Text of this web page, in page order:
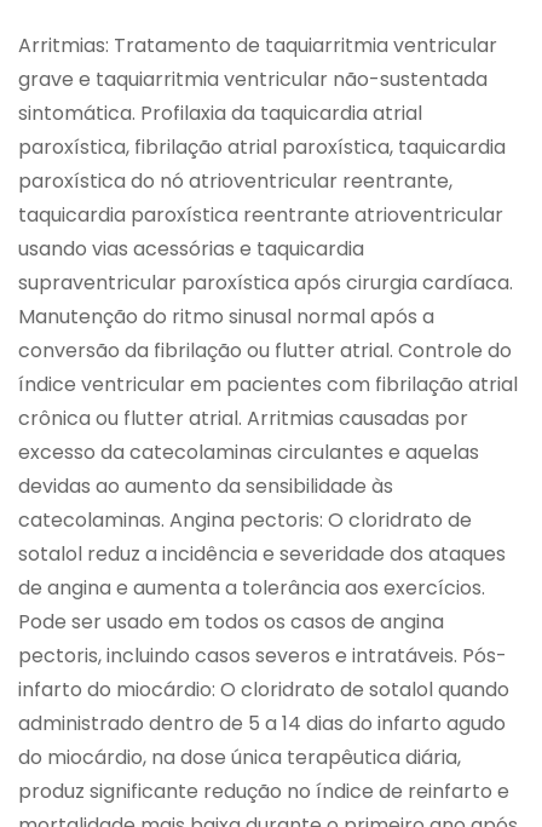
Arritmias: Tratamento de taquiarritmia ventricular
grave e taquiarritmia ventricular não-sustentada
sintomática. Profilaxia da taquicardia atrial
paroxística, fibrilação atrial paroxística, taquicardia
paroxística do nó atrioventricular reentrante,
taquicardia paroxística reentrante atrioventricular
usando vias acessórias e taquicardia
supraventricular paroxística após cirurgia cardíaca.
Manutenção do ritmo sinusal normal após a
conversão da fibrilação ou flutter atrial. Controle do
índice ventricular em pacientes com fibrilação atrial
crônica ou flutter atrial. Arritmias causadas por
excesso da catecolaminas circulantes e aquelas
devidas ao aumento da sensibilidade às
catecolaminas. Angina pectoris: O cloridrato de
sotalol reduz a incidência e severidade dos ataques
de angina e aumenta a tolerância aos exercícios.
Pode ser usado em todos os casos de angina
pectoris, incluindo casos severos e intratáveis. Pós-
infarto do miocárdio: O cloridrato de sotalol quando
administrado dentro de 5 a 14 dias do infarto agudo
do miocárdio, na dose única terapêutica diária,
produz significante redução no índice de reinfarto e